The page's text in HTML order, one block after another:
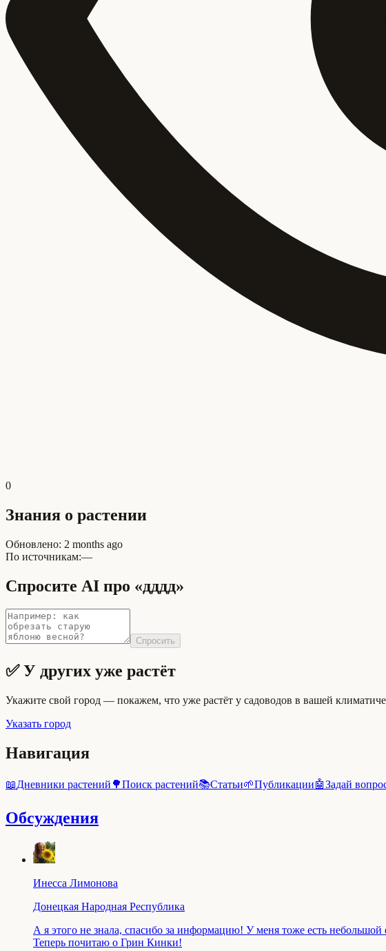
0
Знания о растении
Обновлено: 2 months ago
По источникам:—
Спросите AI про «дддд»
Спросить
✅ У других уже растёт
Укажите свой город — покажем, что уже растёт у садоводов в вашей
Указать город
Навигация
📖Дневники растений 🌳Поиск растений📚Статьи🌱Публикации🤖Задай
Обсуждения
Инесса Лимонова
Донецкая Народная Республика
А я этого не знала, спасибо за информацию! У меня тоже есть небольшой
Теперь почитаю о Грин Кинки!